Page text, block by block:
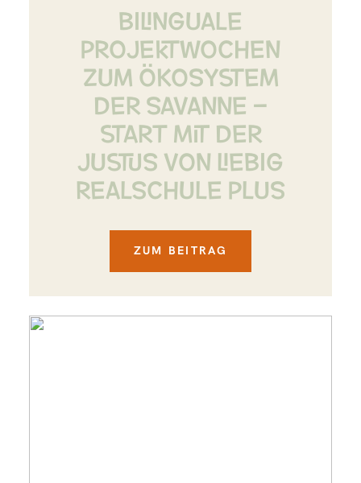
BILINGUALE
PROJEKTWOCHEN
ZUM ÖKOSYSTEM
DER SAVANNE –
START MIT DER
JUSTUS VON LIEBIG
REALSCHULE PLUS
ZUM BEITRAG